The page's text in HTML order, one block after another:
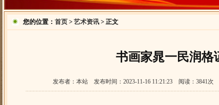
您的位置： 首页 > 艺术资讯 > 正文
书画家晁一民润格
发布者：本站 发布时间：2023-11-16 11:21:23 阅读：3841